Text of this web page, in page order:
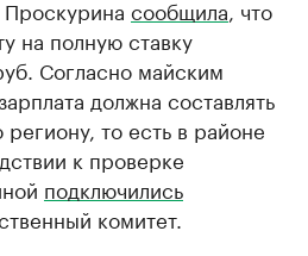
Проскурина сообщила , что
на полную ставку
Согласно майским
должна составлять
то есть в районе
к проверке
подключились
комитет.